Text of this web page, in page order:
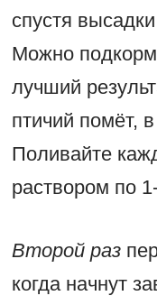
спустя
Можно
лучший
птичий помёт,
Поливайте
раствором по
Второй раз
когда начнут